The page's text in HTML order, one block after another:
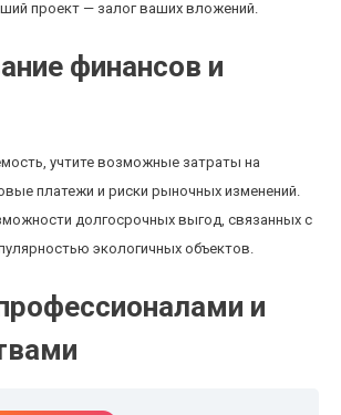
проект — залог ваших вложений.
финансов и
учтите возможные затраты на
платежи и риски рыночных изменений.
долгосрочных выгод, связанных с
экологичных объектов.
и